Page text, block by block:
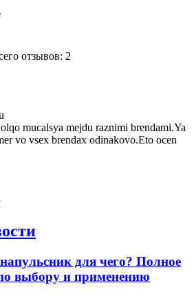
отзывов: 2
mucalsya mejdu raznimi brendami.Ya
vo vsex brendax odinakovo.Eto ocen
для чего? Полное
выбору и применению